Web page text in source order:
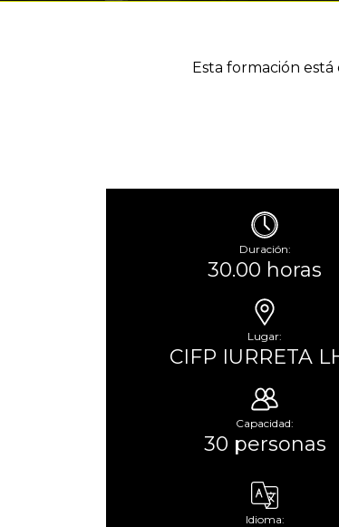
Esta formación
Duración:
30.00 horas
Lugar:
CIFP IURRETA
Capacidad:
30 personas
Idioma: